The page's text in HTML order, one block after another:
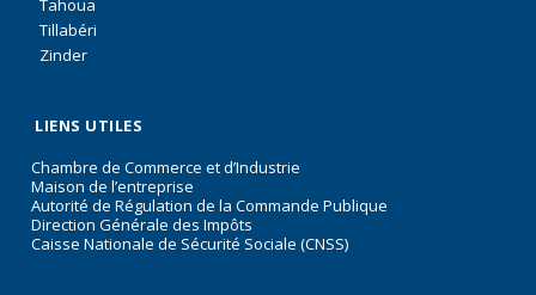
Tahoua
Tillabéri
Zinder
LIENS UTILES
Chambre de Commerce et d’Industrie
Maison de l’entreprise
Autorité de Régulation de la Commande Publique
Direction Générale des Impôts
Caisse Nationale de Sécurité Sociale (CNSS)